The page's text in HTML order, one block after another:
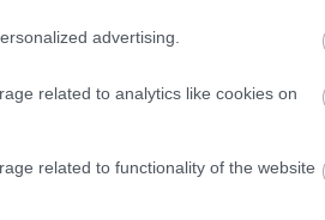
advertising.
related to analytics like cookies on
related to functionality of the website